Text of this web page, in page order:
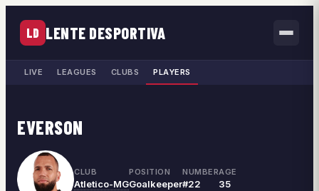
LD LENTE DESPORTIVA
LIVE LEAGUES CLUBS PLAYERS
EVERSON
CLUB
Atletico-MG
POSITION
Goalkeeper
NUMBER
#22
AGE
35